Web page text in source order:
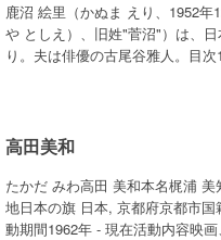
鹿沼 絵里（かぬま えり、1952
や としえ）、旧姓"菅沼"）は、
り。夫は俳優の古尾谷雅人。目
高田美和
たかだ みわ高田 美和本名梶浦
地日本の旗 日本, 京都府京都市
動期間1962年 - 現在活動内容映